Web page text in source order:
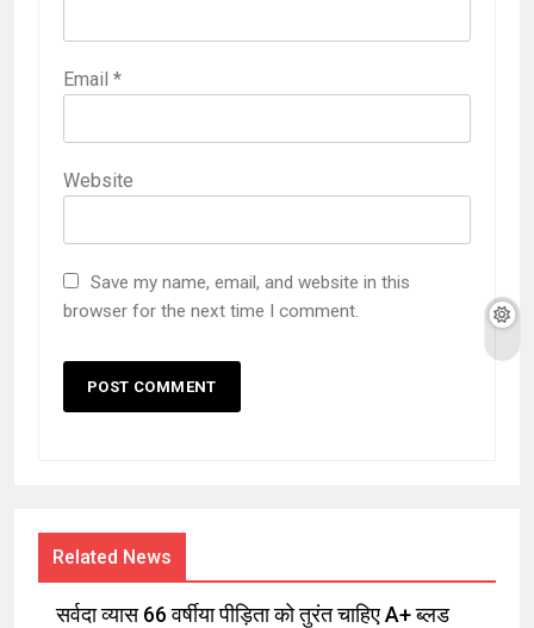
Email *
Website
Save my name, email, and website in this
browser for the next time I comment.
Related News
सर्वदा व्यास 66 वर्षीया पीड़िता को तुरंत चाहिए A+ ब्लड